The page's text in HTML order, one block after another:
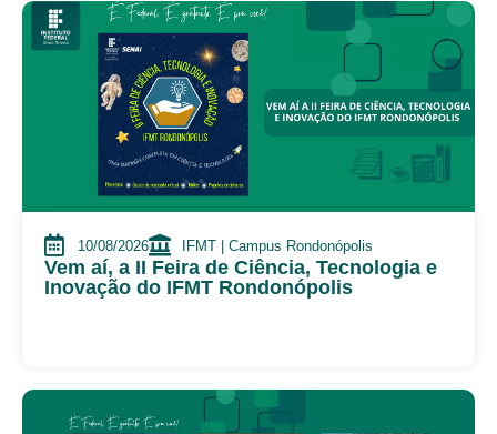
10/08/2026 IFMT | Campus Rondonópolis
Vem aí, a II Feira de Ciência, Tecnologia e
Inovação do IFMT Rondonópolis